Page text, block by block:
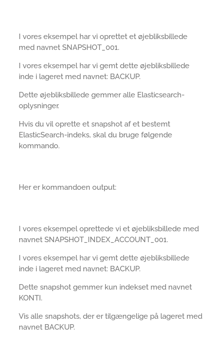
I vores eksempel har vi oprettet et øjebliksbillede
med navnet SNAPSHOT_001.
I vores eksempel har vi gemt dette øjebliksbillede
inde i lageret med navnet: BACKUP.
Dette øjebliksbillede gemmer alle Elasticsearch-
oplysninger.
Hvis du vil oprette et snapshot af et bestemt
ElasticSearch-indeks, skal du bruge følgende
kommando.
Her er kommandoen output:
I vores eksempel oprettede vi et øjebliksbillede med
navnet SNAPSHOT_INDEX_ACCOUNT_001.
I vores eksempel har vi gemt dette øjebliksbillede
inde i lageret med navnet: BACKUP.
Dette snapshot gemmer kun indekset med navnet
KONTI.
Vis alle snapshots, der er tilgængelige på lageret med
navnet BACKUP.